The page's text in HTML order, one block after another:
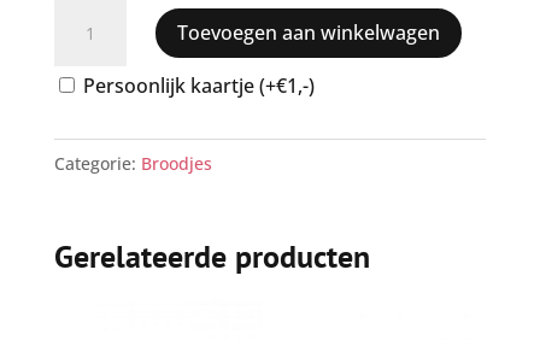
witte
zachte
aantal
Toevoegen aan winkelwagen
Persoonlijk kaartje (+€1,-)
Categorie: Broodjes
Gerelateerde producten